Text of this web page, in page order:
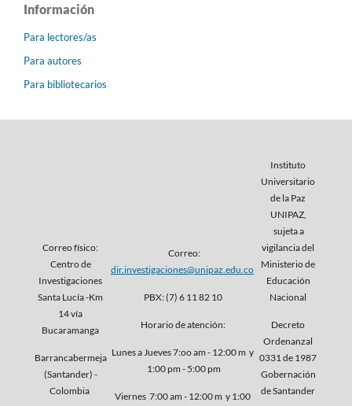
Información
Para lectores/as
Para autores
Para bibliotecarios
Correo físico:
Centro de
Investigaciones
Santa Lucía -Km
14 vía
Bucaramanga
Barrancabermeja
(Santander) -
Colombia
Correo:
dir.investigaciones@unipaz.edu.co
PBX: (7) 6 11 82 10
Horario de atención:
Lunes a Jueves 7:oo am - 12:00 m y
1:00 pm - 5:00 pm
Viernes 7:00 am - 12:00 m y 1:00
Instituto
Universitario
de la Paz
UNIPAZ,
sujeta a
vigilancia del
Ministerio de
Educación
Nacional
Decreto
Ordenanzal
0331 de 1987
Gobernación
de Santander